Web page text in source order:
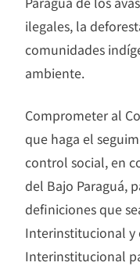
ilegales, la
comunidades
ambiente.
Comprometer al
que haga el
control social, en
del Bajo Paraguá,
definiciones que
Interinstitucional
Interinstitucional